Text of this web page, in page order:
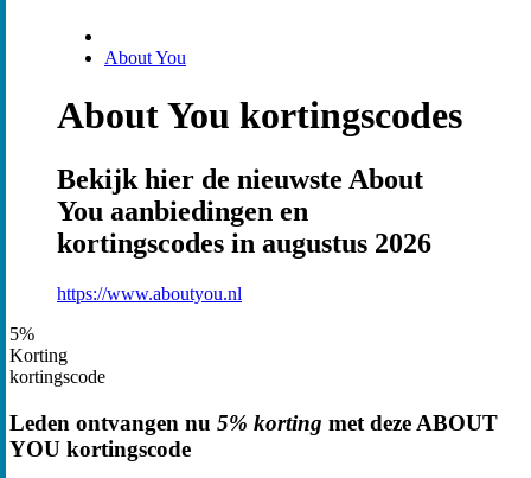
About You
About You kortingscodes
Bekijk hier de nieuwste About
You aanbiedingen en
kortingscodes in augustus 2026
https://www.aboutyou.nl
5%
Korting
kortingscode
Leden ontvangen nu 5% korting met deze ABOUT
YOU kortingscode